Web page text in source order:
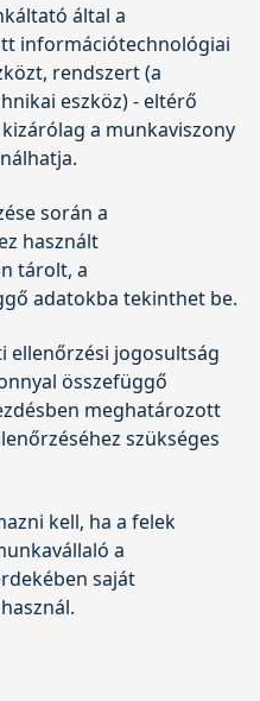
által a
információtechnológiai
rendszert (a
eszköz) - eltérő
a munkaviszony
során a
használt
tárolt, a
adatokba tekinthet be.
ellenőrzési jogosultság
összefüggő
meghatározott
szükséges
kell, ha a felek
a
saját